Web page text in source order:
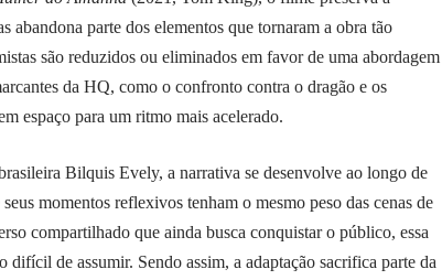
abandona parte dos elementos que tornaram a obra tão
são reduzidos ou eliminados em favor de uma abordagem
da HQ, como o confronto contra o dragão e os
espaço para um ritmo mais acelerado.
Bilquis Evely, a narrativa se desenvolve ao longo de
momentos reflexivos tenham o mesmo peso das cenas de
compartilhado que ainda busca conquistar o público, essa
de assumir. Sendo assim, a adaptação sacrifica parte da